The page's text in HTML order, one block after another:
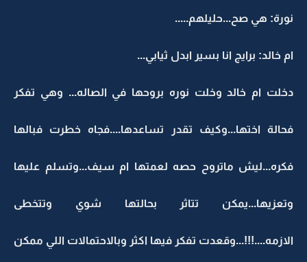
نورة: هي صح...حليلهم.....
ام خالد: برايج انا بسير ابدل ثيابي...
دخلت ام خالد وخلت نوره بروحها في الصاله... وهي تفكر
فحالة اختها...وكيف تقدر تساعدها....فجاه خطرت فبالها
فكره...ليش ماتروح حصه لعمتها ام سيف...وتسلم عليها
وتعزيها...يمكن تتاثر بحالتها شوي وتتخطى
الازمه....!!!...وقعدت تفكر فيها اكثر وبالاحتمالات اللي ممكن